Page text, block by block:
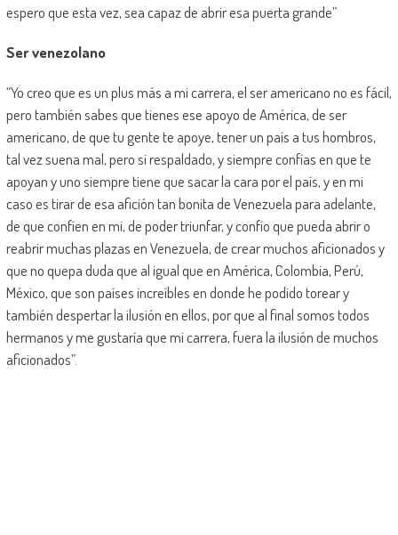
espero que esta vez, sea capaz de abrir esa puerta grande”
Ser venezolano
“Yo creo que es un plus más a mi carrera, el ser americano no es fácil,
pero también sabes que tienes ese apoyo de América, de ser
americano, de que tu gente te apoye, tener un país a tus hombros,
tal vez suena mal, pero si respaldado, y siempre confías en que te
apoyan y uno siempre tiene que sacar la cara por el país, y en mi
caso es tirar de esa afición tan bonita de Venezuela para adelante,
de que confíen en mi, de poder triunfar, y confío que pueda abrir o
reabrir muchas plazas en Venezuela, de crear muchos aficionados y
que no quepa duda que al igual que en América, Colombia, Perú,
México, que son países increíbles en donde he podido torear y
también despertar la ilusión en ellos, por que al final somos todos
hermanos y me gustaría que mi carrera, fuera la ilusión de muchos
aficionados”.